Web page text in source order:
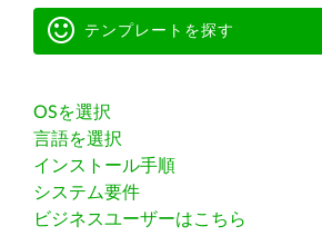
テンプレートを探す
OSを選択
言語を選択
インストール手順
システム要件
ビジネスユーザーはこちら